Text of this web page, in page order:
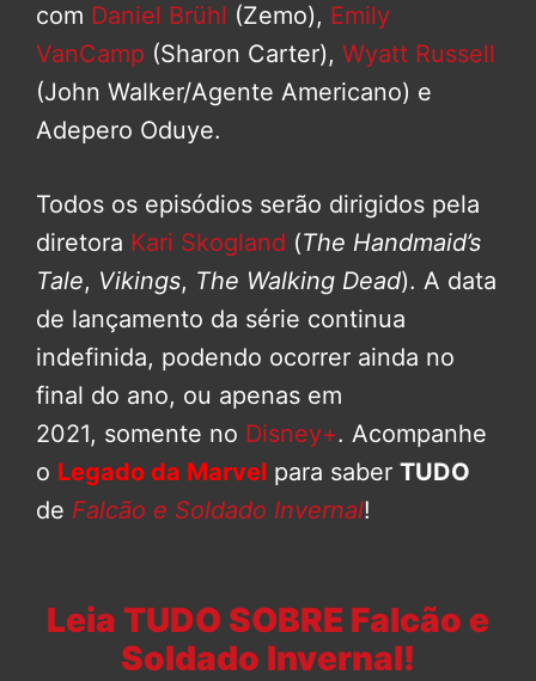
com Daniel Brühl (Zemo), Emily
VanCamp (Sharon Carter), Wyatt Russell
(John Walker/Agente Americano) e
Adepero Oduye.
Todos os episódios serão dirigidos pela
diretora Kari Skogland (The Handmaid’s
Tale, Vikings, The Walking Dead). A data
de lançamento da série continua
indefinida, podendo ocorrer ainda no
final do ano, ou apenas em
2021, somente no Disney+. Acompanhe
o Legado da Marvel para saber TUDO
de Falcão e Soldado Invernal!
Leia TUDO SOBRE Falcão e
Soldado Invernal!